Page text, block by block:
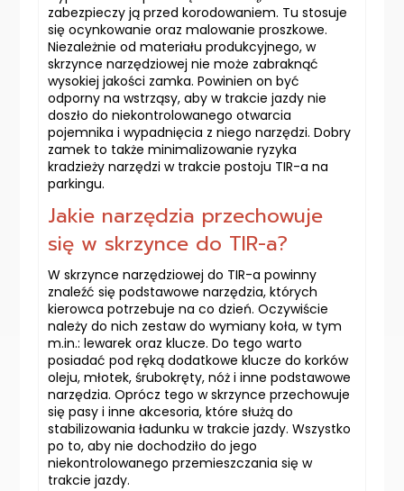
zabezpieczy ją przed korodowaniem. Tu stosuje
się ocynkowanie oraz malowanie proszkowe.
Niezależnie od materiału produkcyjnego, w
skrzynce narzędziowej nie może zabraknąć
wysokiej jakości zamka. Powinien on być
odporny na wstrząsy, aby w trakcie jazdy nie
doszło do niekontrolowanego otwarcia
pojemnika i wypadnięcia z niego narzędzi. Dobry
zamek to także minimalizowanie ryzyka
kradzieży narzędzi w trakcie postoju TIR-a na
parkingu.
Jakie narzędzia przechowuje
się w skrzynce do TIR-a?
W skrzynce narzędziowej do TIR-a powinny
znaleźć się podstawowe narzędzia, których
kierowca potrzebuje na co dzień. Oczywiście
należy do nich zestaw do wymiany koła, w tym
m.in.: lewarek oraz klucze. Do tego warto
posiadać pod ręką dodatkowe klucze do korków
oleju, młotek, śrubokręty, nóż i inne podstawowe
narzędzia. Oprócz tego w skrzynce przechowuje
się pasy i inne akcesoria, które służą do
stabilizowania ładunku w trakcie jazdy. Wszystko
po to, aby nie dochodziło do jego
niekontrolowanego przemieszczania się w
trakcie jazdy.